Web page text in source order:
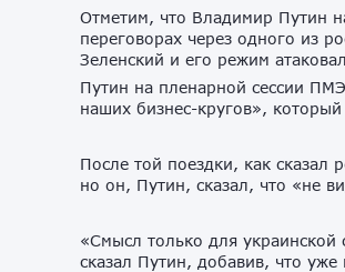
Отметим, что Владимир Путин
переговорах через одного из
Зеленский и его режим
Путин на пленарной сессии
наших бизнес-кругов»,
После той поездки, как сказал
но он, Путин, сказал, что «не
«Смысл только для
сказал Путин, добавив, что